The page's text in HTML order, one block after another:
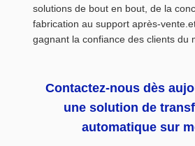
solutions de bout en bout, de la
fabrication au support après-
gagnant la confiance des clients du
Contactez-nous dès
une solution de
automatique sur